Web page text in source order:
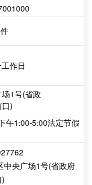
作日
1号(省政
)
午1:00-5:00法定节假
中央广场1号(省政府